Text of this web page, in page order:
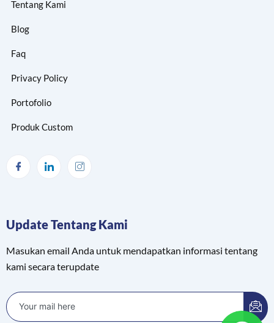
Tentang Kami
Blog
Faq
Privacy Policy
Portofolio
Produk Custom
Update Tentang Kami
Masukan email Anda untuk mendapatkan informasi tentang
kami secara terupdate